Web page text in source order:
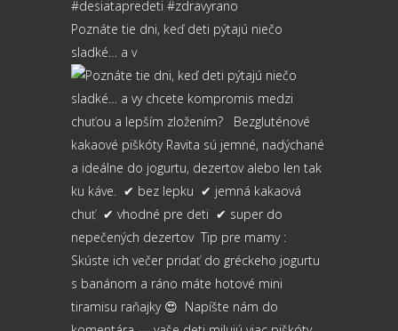
Poznáte tie dni, keď deti pýtajú niečo
sladké… a v